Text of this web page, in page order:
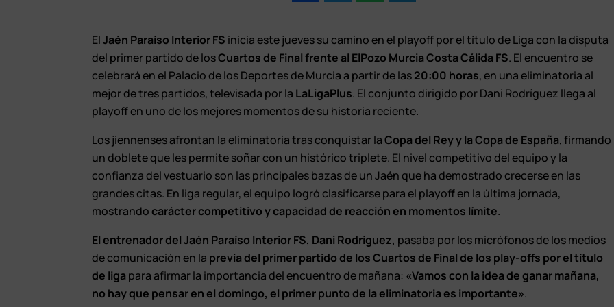
ElJaén Paraíso Interior FS inicia este jueves su camino en el playoff por el título de Liga con la disputa
del primer partido de losCuartos de Final frente al ElPozo Murcia Costa Cálida FS. El encuentro se
celebrará en el Palacio de los Deportes de Murcia a partir de las20:00 horas, en una eliminatoria al
mejor de tres partidos, televisada por la LaLigaPlus. El conjunto dirigido porDani Rodríguez llega al
playoff en uno de los mejores momentos de su historia reciente.
Los jiennenses afrontan la eliminatoria tras conquistar laCopa del Rey y la Copa de España, firmando
un doblete que les permite soñar con un histórico triplete. El nivel competitivo del equipo y la
confianza del vestuario son las principales bazas de un Jaén que ha demostrado crecerse en las
grandes citas. En liga regular, el equipo logró clasificarse para el playoff en la última jornada,
mostrandocarácter competitivo y capacidad de reacción en momentos límite.
El entrenador del Jaén Paraíso Interior FS, Dani Rodríguez, pasaba por los micrófonos de los medios
de comunicación en la previa del primer partido de los Cuartos de Final de los play-offs por el título
de liga para afirmar la importancia del encuentro de mañana: «Vamos con la idea de ganar mañana,
no hay que pensar en el domingo, el primer punto de la eliminatoria es importante».